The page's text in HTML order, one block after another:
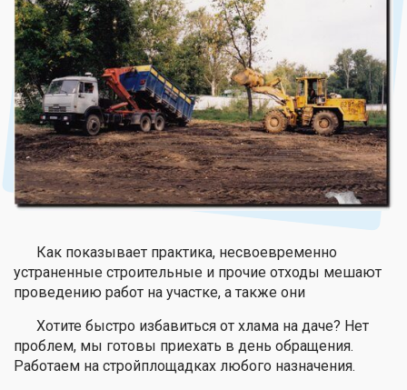
Как показывает практика, несвоевременно
устраненные строительные и прочие отходы мешают
проведению работ на участке, а также они
Хотите быстро избавиться от хлама на даче? Нет
проблем, мы готовы приехать в день обращения.
Работаем на стройплощадках любого назначения.